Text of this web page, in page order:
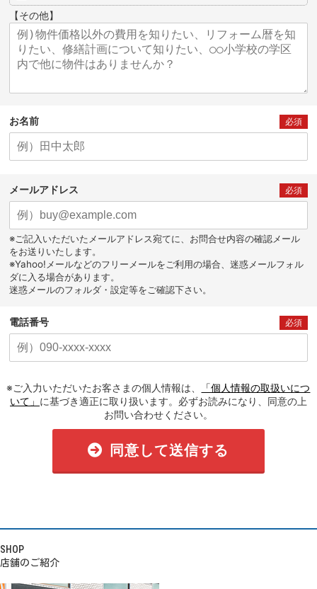
【その他】
お名前 必須
メールアドレス 必須
※ご記入いただいたメールアドレス宛てに、お問合せ内容の確認メール
をお送りいたします。
※Yahoo!メールなどのフリーメールをご利用の場合、迷惑メールフォル
ダに入る場合があります。
迷惑メールのフォルダ・設定等をご確認下さい。
電話番号 必須
※ご入力いただいたお客さまの個人情報は、
「個人情報の取扱いにつ
いて」 に基づき適正に取り扱います。必ずお読みになり、同意の上
お問い合わせください。
同意して送信する
SHOP
店舗のご紹介